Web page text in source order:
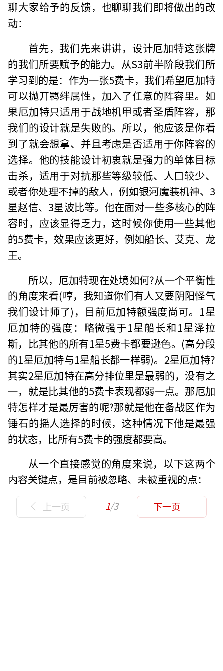
聊大家给予的反馈，也聊聊我们即将做出的改
动：
首先，我们先来讲讲，设计厄加特这张牌
的我们所要赋予的能力。从S3前半阶段我们所
学习到的是：作为一张5费卡，我们希望厄加特
可以抛开羁绊属性，加入了任意的阵容里。如
果厄加特只适用于战地机甲或者圣盾阵容，那
我们的设计就是失败的。所以，他应该是你看
到了就会想拿、并且考虑是否适用于你阵容的
选择。他的技能设计初衷就是强力的单体目标
击杀，适用于对抗那些等级较低、人口较少、
或者你处理不掉的敌人，例如银河魔装机神、3
星赵信、3星波比等。他在面对一些多核心的阵
容时，应该显得乏力，这时候你使用一些其他
的5费卡，效果应该更好，例如船长、艾克、龙
王。
所以，厄加特现在处境如何?从一个平衡性
的角度来看(哼，我知道你们有人又要阴阳怪气
我们设计师了)，目前厄加特额强度尚可。1星
厄加特的强度：略微强于1星船长和1星泽拉
斯，比其他的所有1星5费卡都要逊色。(高分段
的1星厄加特与1星船长都一样弱)。2星厄加特?
其实2星厄加特在高分排位里是最弱的，没有之
一，就是比其他的5费卡表现都弱一点。那厄加
特怎样才是最厉害的呢?那就是他在备战区作为
锤石的摇人选择的时候，这种情况下他是最强
的状态，比所有5费卡的强度都要高。
从一个直接感觉的角度来说，以下这两个
内容关键点，是目前被忽略、未被重视的点：
上一页 1/3 下一页